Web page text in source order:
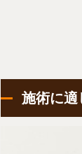
施術に適